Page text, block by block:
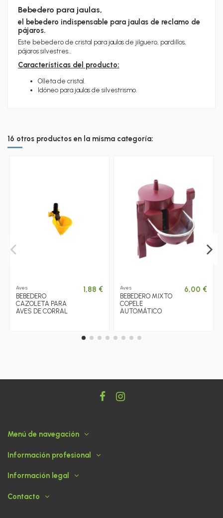
Bebedero para jaulas,
el bebedero indispensable para jaulas de reclamo de
pájaros.
Este bebedero de cristal para jaulas de jilguero, pardillos,
pájaros silvestres...
Características del producto:
Olleta de cristal.
Idóneo para jaulas de silvestrismo.
16 otros productos en la misma categoría:
Aves
BEBEDERO
CAZOLETA PARA
AVES DE CORRAL
1,88 € Aves
BEBEDERO MIXTO
COPELE
AUTOMÁTICO
6,00 €
Menú de navegación
Información profesional
Información legal
Contacto